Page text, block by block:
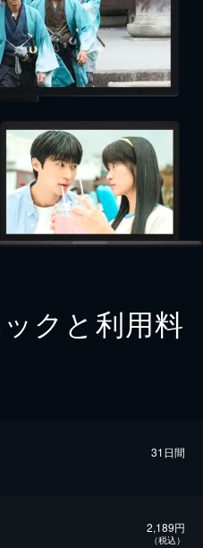
クと利用料
31日間
2,189円
（税込）